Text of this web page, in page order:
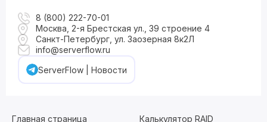
8 (800) 222-70-01
Москва, 2-я Брестская ул., 39 строение 4
Санкт-Петербург, ул. Заозерная 8к2Л
info@serverflow.ru
ServerFlow | Новости
Главная страница Калькулятор RAID